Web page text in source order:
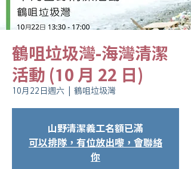
鶴咀垃圾灣-海灣清潔
活動 (10 月 22 日)
10月22日週六
  |
鶴咀垃圾灣
山野清潔義工名額已滿
可以排隊，有位放出嚟，會聯絡
你